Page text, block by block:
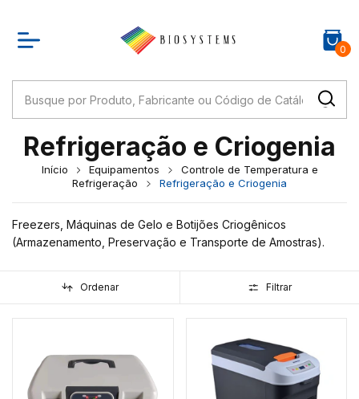
0
Refrigeração e Criogenia
Início Equipamentos
Controle de Temperatura e
Refrigeração
Refrigeração e Criogenia
Freezers, Máquinas de Gelo e Botijões Criogênicos
(Armazenamento, Preservação e Transporte de Amostras).
Ordenar Filtrar